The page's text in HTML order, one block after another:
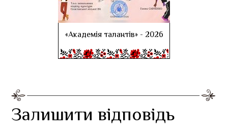
«Академія талантів» - 2026
Залишити відповідь